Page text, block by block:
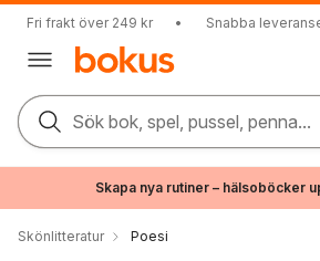
Fri frakt över 249 kr • Snabba
Sök bok, spel, pussel, penna...
Skapa nya rutiner – hälsoböcker
Skönlitteratur Poesi